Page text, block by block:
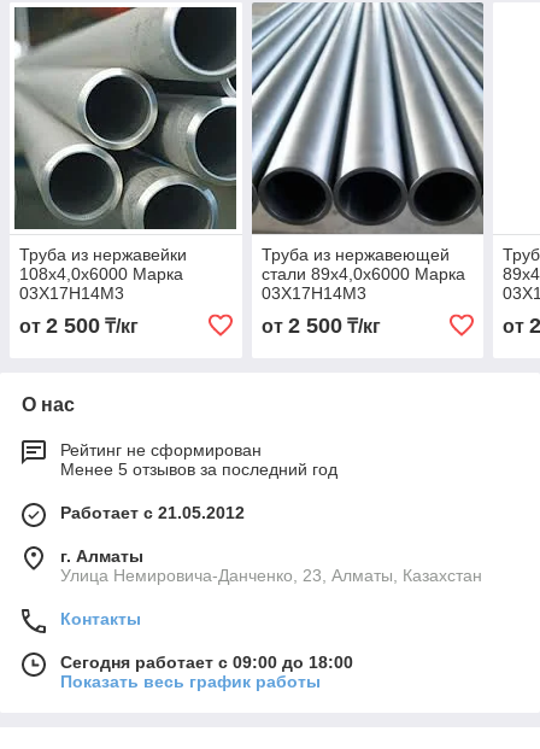
Труба из нержавейки
108х4,0х6000 Марка
03Х17Н14М3
от 2 500 ₸/кг
Труба из нержавеющей
стали 89х4,0х6000 Марка
03Х17Н14М3
от 2 500₸/кг от
О нас
Рейтинг не сформирован
Менее 5 отзывов за последний год
Работает с 21.05.2012
г. Алматы
Улица Немировича-Данченко, 23, Алматы, Казахстан
Контакты
Сегодня работает с 09:00 до 18:00
Показать весь график работы